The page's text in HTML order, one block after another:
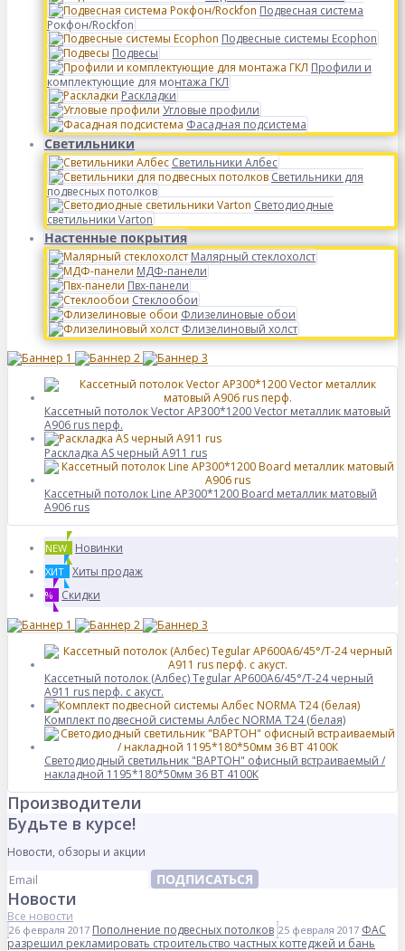
Подвесная система
Рокфон/Rockfon
Подвесные системы Ecophon
Подвесы
Профили и
комплектующие для монтажа ГКЛ
Раскладки
Угловые профили
Фасадная подсистема
Светильники
Светильники Албес
Светильники для
подвесных потолков
Светодиодные
светильники Varton
Настенные покрытия
Малярный стеклохолст
МДФ-панели
Пвх-панели
Стеклообои
Флизелиновые обои
Флизелиновый холст
Кассетный потолок Vector AP300*1200 Vector металлик матовый
А906 rus перф.
Раскладка AS черный А911 rus
Кассетный потолок Line AP300*1200 Board металлик матовый
А906 rus
NEW Новинки
ХИТ Хиты продаж
% Скидки
Кассетный потолок (Албес) Tegular AP600A6/45°/Т-24 черный
А911 rus перф. с акуст.
Комплект подвесной системы Албес NORMA Т24 (белая)
Светодиодный светильник "ВАРТОН" офисный встраиваемый /
накладной 1195*180*50мм 36 ВТ 4100К
Производители
Будьте в курсе!
Новости, обзоры и акции
ПОДПИСАТЬСЯ
Новости
Все новости
26 февраля 2017 Пополнение подвесных потолков 25 февраля 2017 ФАС
разрешил рекламировать строительство частных коттеджей и бань